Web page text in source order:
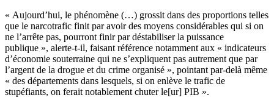
« Aujourd’hui, le phénomène (…) grossit dans des proportions telles
que le narcotrafic finit par avoir des moyens considérables qui si on
ne l’arrête pas, pourront finir par déstabiliser la puissance
publique », alerte-t-il, faisant référence notamment aux « indicateurs
d’économie souterraine qui ne s’expliquent pas autrement que par
l’argent de la drogue et du crime organisé », pointant par-delà même
« des départements dans lesquels, si on enlève le trafic de
stupéfiants, on ferait notablement chuter le[ur] PIB ».